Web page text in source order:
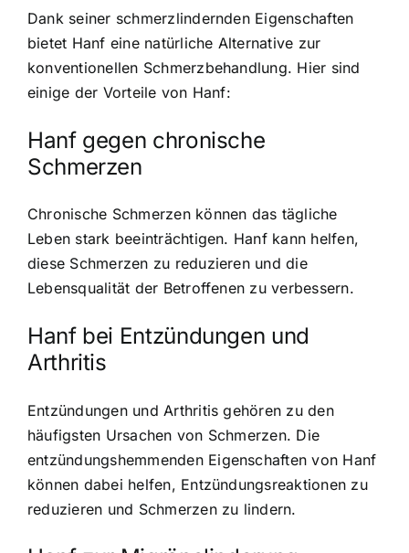
Dank seiner schmerzlindernden Eigenschaften
bietet Hanf eine natürliche Alternative zur
konventionellen Schmerzbehandlung. Hier sind
einige der Vorteile von Hanf:
Hanf gegen chronische
Schmerzen
Chronische Schmerzen können das tägliche
Leben stark beeinträchtigen. Hanf kann helfen,
diese Schmerzen zu reduzieren und die
Lebensqualität der Betroffenen zu verbessern.
Hanf bei Entzündungen und
Arthritis
Entzündungen und Arthritis gehören zu den
häufigsten Ursachen von Schmerzen. Die
entzündungshemmenden Eigenschaften von Hanf
können dabei helfen, Entzündungsreaktionen zu
reduzieren und Schmerzen zu lindern.